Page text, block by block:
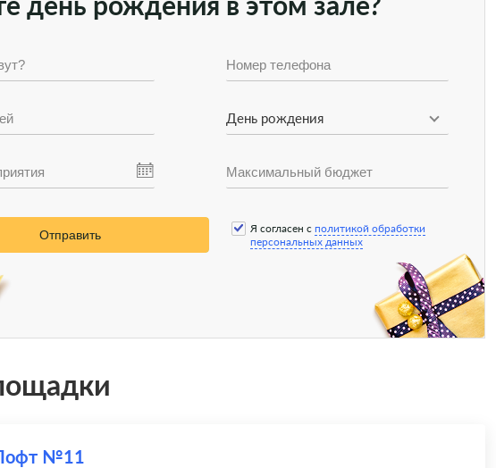
День рождения
Отправить Я согласен с политикой обработки
персональных данных
№11